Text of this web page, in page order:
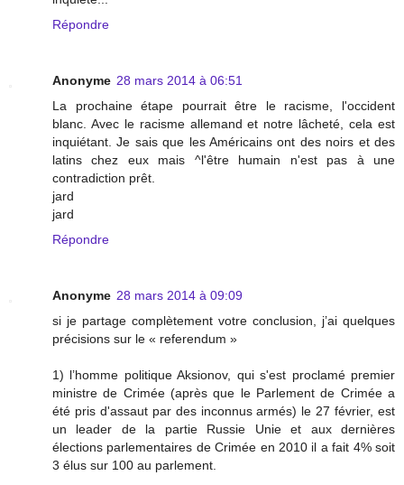
Répondre
Anonyme 28 mars 2014 à 06:51
La prochaine étape pourrait être le racisme, l'occident
blanc. Avec le racisme allemand et notre lâcheté, cela est
inquiétant. Je sais que les Américains ont des noirs et des
latins chez eux mais ^l'être humain n'est pas à une
contradiction prêt.
jard
jard
Répondre
Anonyme 28 mars 2014 à 09:09
si je partage complètement votre conclusion, j’ai quelques
précisions sur le « referendum »
1) l’homme politique Aksionov, qui s'est proclamé premier
ministre de Crimée (après que le Parlement de Crimée a
été pris d'assaut par des inconnus armés) le 27 février, est
un leader de la partie Russie Unie et aux dernières
élections parlementaires de Crimée en 2010 il a fait 4% soit
3 élus sur 100 au parlement.